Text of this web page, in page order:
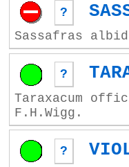
?
Sassafras
?
Taraxacum
F.H.Wigg.
?